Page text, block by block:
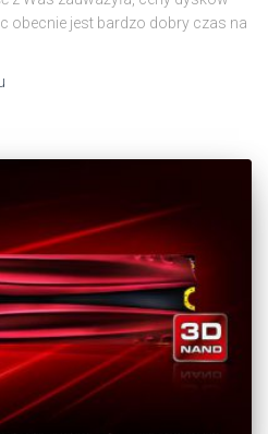
obecnie jest bardzo dobry czas na